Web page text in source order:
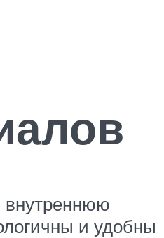
внутреннюю
и удобны